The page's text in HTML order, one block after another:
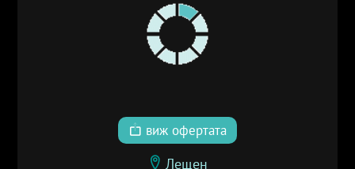
виж офертата
Лещен